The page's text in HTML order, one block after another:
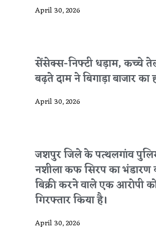
April 30, 2026
सेंसेक्स-निफ्टी धड़ाम, कच्चे
बढ़ते दाम ने बिगाड़ा बाजार का
April 30, 2026
जशपुर जिले के पत्थलगांव
नशीला कफ सिरप का भंडारण
बिक्री करने वाले एक आरोपी
गिरफ्तार किया है।
April 30, 2026